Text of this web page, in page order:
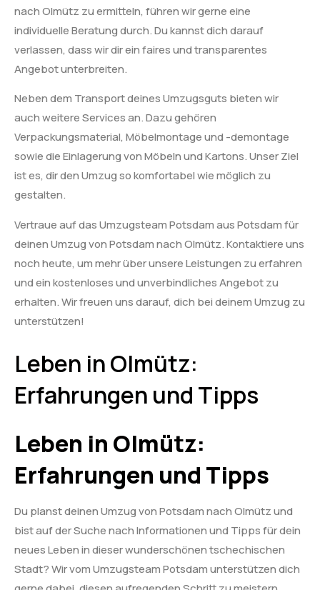
nach Olmütz zu ermitteln, führen wir gerne eine
individuelle Beratung durch. Du kannst dich darauf
verlassen, dass wir dir ein faires und transparentes
Angebot unterbreiten.
Neben dem Transport deines Umzugsguts bieten wir
auch weitere Services an. Dazu gehören
Verpackungsmaterial, Möbelmontage und -demontage
sowie die Einlagerung von Möbeln und Kartons. Unser Ziel
ist es, dir den Umzug so komfortabel wie möglich zu
gestalten.
Vertraue auf das Umzugsteam Potsdam aus Potsdam für
deinen Umzug von Potsdam nach Olmütz. Kontaktiere uns
noch heute, um mehr über unsere Leistungen zu erfahren
und ein kostenloses und unverbindliches Angebot zu
erhalten. Wir freuen uns darauf, dich bei deinem Umzug zu
unterstützen!
Leben in Olmütz:
Erfahrungen und Tipps
Leben in Olmütz:
Erfahrungen und Tipps
Du planst deinen Umzug von Potsdam nach Olmütz und
bist auf der Suche nach Informationen und Tipps für dein
neues Leben in dieser wunderschönen tschechischen
Stadt? Wir vom Umzugsteam Potsdam unterstützen dich